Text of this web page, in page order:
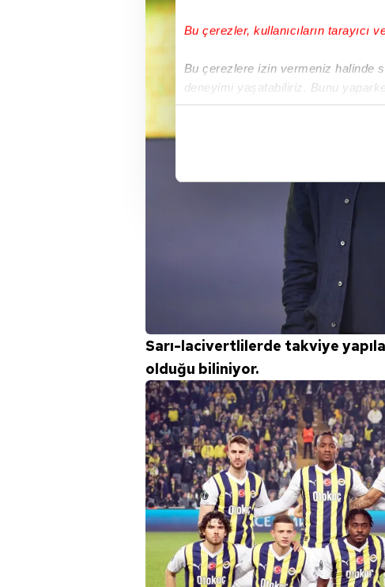
Bu çerezler, kullanıcıların tarayıcı
Bu çerezlere izin vermeniz halinde
deneyimi yaşatabiliriz. Bunu
içerikleri sunabilmek adına
Her halükârda, kullanıcılar, bu
Sizlere daha iyi bir hizmet
çerezler vasıtasıyla çeşitli kişisel
amacıyla kullanılmaktadır. Diğer
reklam/pazarlama faaliyetlerinin
Çerezlere ilişkin tercihlerinizi
butonuna tıklayabilir, Çerez
6698 sayılı Kişisel Verilerin
mevzuata uygun olarak kullanılan
Sarı-lacivertlilerde takviye
olduğu biliniyor.